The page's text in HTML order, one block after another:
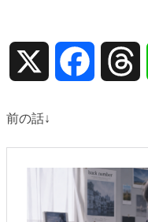
Facebook
前の話↓